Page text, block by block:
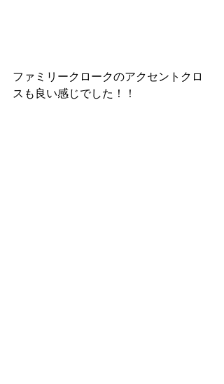
ファミリークロークのアクセントクロ
スも良い感じでした！！